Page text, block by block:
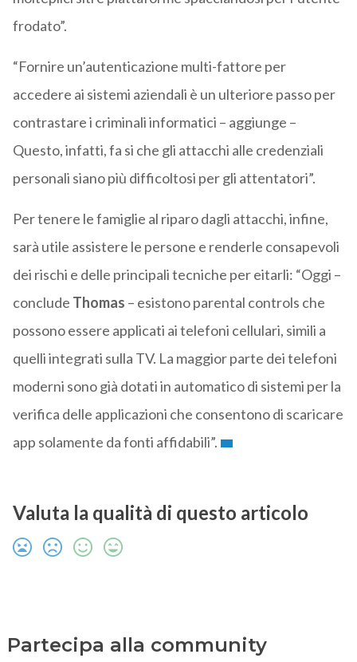
frodato”.
“Fornire un’autenticazione multi-fattore per
accedere ai sistemi aziendali è un ulteriore passo per
contrastare i criminali informatici – aggiunge –
Questo, infatti, fa si che gli attacchi alle credenziali
personali siano più difficoltosi per gli attentatori”.
Per tenere le famiglie al riparo dagli attacchi, infine,
sarà utile assistere le persone e renderle consapevoli
dei rischi e delle principali tecniche per eitarli: “Oggi –
conclude Thomas – esistono parental controls che
possono essere applicati ai telefoni cellulari, simili a
quelli integrati sulla TV. La maggior parte dei telefoni
moderni sono già dotati in automatico di sistemi per la
verifica delle applicazioni che consentono di scaricare
app solamente da fonti affidabili”.
Valuta la qualità di questo articolo
Partecipa alla community